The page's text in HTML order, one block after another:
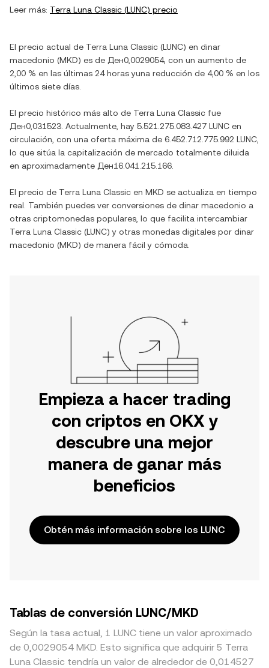
Leer más: Terra Luna Classic (LUNC) precio
El precio actual de Terra Luna Classic (LUNC) en dinar
macedonio (MKD) es de Ден0,0029054, con un aumento de
2,00 % en las últimas 24 horas yuna reducción de 4,00 % en los
últimos siete días.
El precio histórico más alto de Terra Luna Classic fue
Ден0,031523 . Actualmente, hay 5.521.275.083.427 LUNC en
circulación, con una oferta máxima de 6.452.712.775.992 LUNC
lo que sitúa la capitalización de mercado totalmente diluida
en aproximadamente Ден16.041.215.166
El precio de Terra Luna Classic en MKD se actualiza en tiempo
real. También puedes ver conversiones de dinar macedonio a
otras criptomonedas populares, lo que facilita intercambiar
Terra Luna Classic (LUNC) y otras monedas digitales por dinar
macedonio (MKD) de manera fácil y cómoda.
Empieza a hacer trading
con criptos en OKX y
descubre una mejor
manera de ganar más
beneficios
Obtén más información sobre los LUNC
Tablas de conversión LUNC/MKD
Según la tasa actual, 1 LUNC tiene un valor aproximado
de 0,0029054 MKD. Esto significa que adquirir 5 Terra
Luna Classic tendría un valor de alrededor de 0,014527